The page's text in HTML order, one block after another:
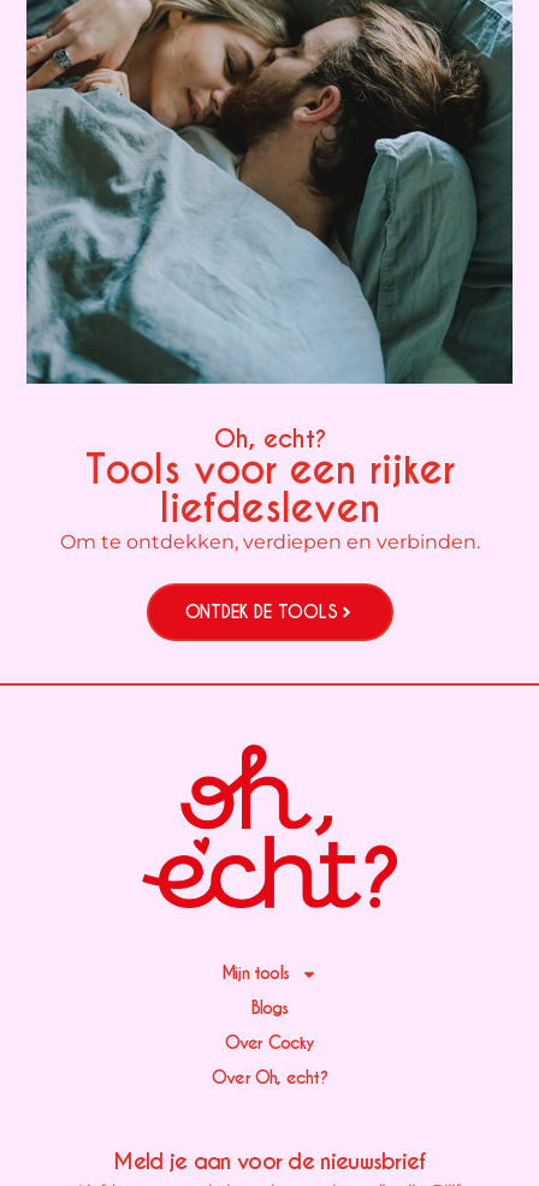
Oh, echt?
Tools voor een rijker
liefdesleven
Om te ontdekken, verdiepen en verbinden.
ONTDEK DE TOOLS
Mijn tools
Blogs
Over Cocky
Over Oh, echt?
Meld je aan voor de nieuwsbrief